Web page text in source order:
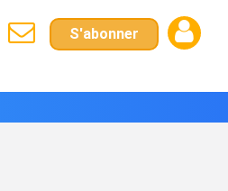
S'abonner